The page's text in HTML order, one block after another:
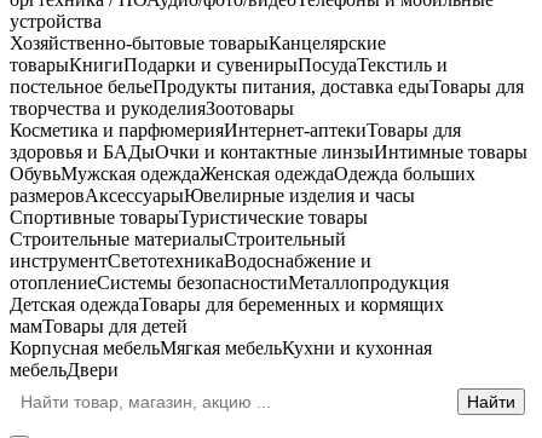
устройства
Хозяйственно-бытовые товарыКанцелярские
товарыКнигиПодарки и сувенирыПосудаТекстиль и
постельное бельеПродукты питания, доставка едыТовары для
творчества и рукоделияЗоотовары
Косметика и парфюмерияИнтернет-аптекиТовары для
здоровья и БАДыОчки и контактные линзыИнтимные товары
ОбувьМужская одеждаЖенская одеждаОдежда больших
размеровАксессуарыЮвелирные изделия и часы
Спортивные товарыТуристические товары
Строительные материалыСтроительный
инструментСветотехникаВодоснабжение и
отоплениеСистемы безопасностиМеталлопродукция
Детская одеждаТовары для беременных и кормящих
мамТовары для детей
Корпусная мебельМягкая мебельКухни и кухонная
мебельДвери